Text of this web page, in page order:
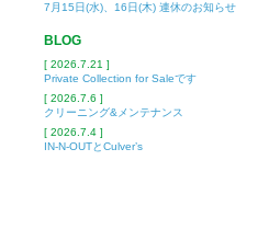
7月15日(水)、16日(木) 連休のお知らせ
BLOG
[ 2026.7.21 ]
Private Collection for Saleです
[ 2026.7.6 ]
クリーニング&メンテナンス
[ 2026.7.4 ]
IN-N-OUTとCulver’s